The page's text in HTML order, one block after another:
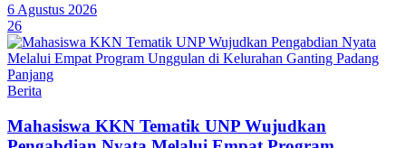
6 Agustus 2026
26
Berita
Mahasiswa KKN Tematik UNP Wujudkan